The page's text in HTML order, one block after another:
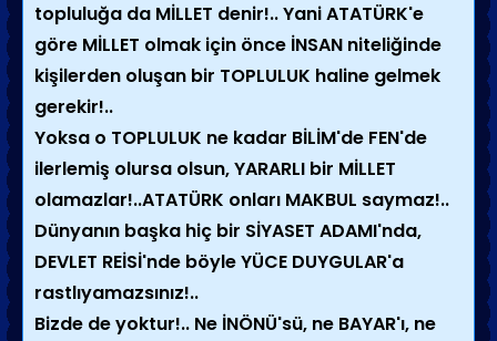
topluluğa da MİLLET denir!.. Yani ATATÜRK'e
göre MİLLET olmak için önce İNSAN niteliğinde
kişilerden oluşan bir TOPLULUK haline gelmek
gerekir!..
Yoksa o TOPLULUK ne kadar BİLİM'de FEN'de
ilerlemiş olursa olsun, YARARLI bir MİLLET
olamazlar!..ATATÜRK onları MAKBUL saymaz!..
Dünyanın başka hiç bir SİYASET ADAMI'nda,
DEVLET REİSİ'nde böyle YÜCE DUYGULAR'a
rastlıyamazsınız!..
Bizde de yoktur!.. Ne İNÖNÜ'sü, ne BAYAR'ı, ne